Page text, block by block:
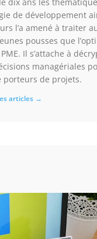
dix ans les
de développement
l’a amené à traiter
pousses que
Il s’attache à
managériales
porteurs de projets.
articles →